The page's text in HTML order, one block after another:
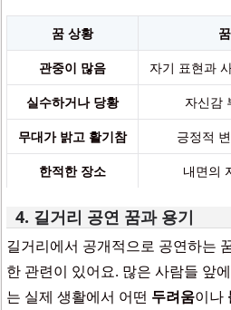
꿈 상황
관중이 많음
자기 표현과
실수하거나 당황
자신감
무대가 밝고 활기참
긍정적
한적한 장소
내면의
4. 길거리 공연 꿈과 용기
길거리에서 공개적으로 공연하는
한 관련이 있어요. 많은 사람들 앞
는 실제 생활에서 어떤 두려움이나